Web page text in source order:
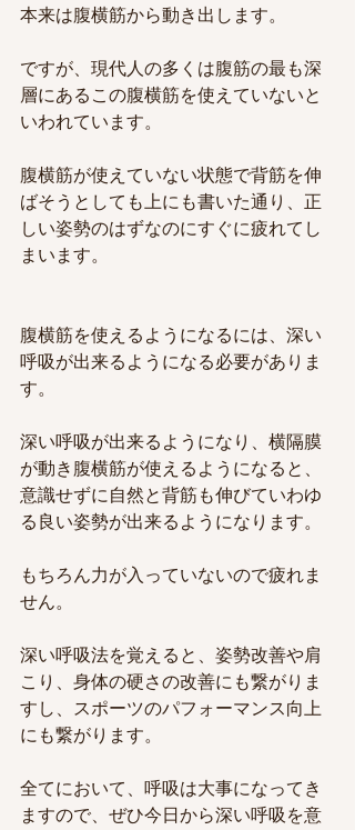
本来は腹横筋から動き出します。
ですが、現代人の多くは腹筋の最も深
層にあるこの腹横筋を使えていないと
いわれています。
腹横筋が使えていない状態で背筋を伸
ばそうとしても上にも書いた通り、正
しい姿勢のはずなのにすぐに疲れてし
まいます。
腹横筋を使えるようになるには、深い
呼吸が出来るようになる必要がありま
す。
深い呼吸が出来るようになり、横隔膜
が動き腹横筋が使えるようになると、
意識せずに自然と背筋も伸びていわゆ
る良い姿勢が出来るようになります。
もちろん力が入っていないので疲れま
せん。
深い呼吸法を覚えると、姿勢改善や肩
こり、身体の硬さの改善にも繋がりま
すし、スポーツのパフォーマンス向上
にも繋がります。
全てにおいて、呼吸は大事になってき
ますので、ぜひ今日から深い呼吸を意